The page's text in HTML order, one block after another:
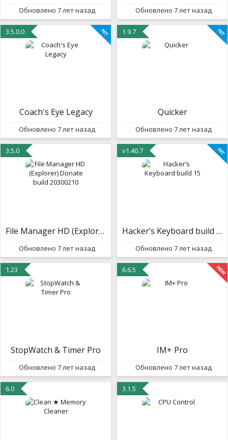
Обновлено 7 лет назад Обновлено 7 лет назад
3.5.0.0
Coach's Eye Legacy
Обновлено 7 лет назад
1.9.7
Quicker
Обновлено 7 лет назад
3.5.0
File Manager HD (Explorer) Donate build 20300210
Обновлено 7 лет назад
v1.40.7
Hacker’s Keyboard build 15
Обновлено 7 лет назад
1.23
StopWatch & Timer Pro
Обновлено 7 лет назад
6.6.5
IM+ Pro
Обновлено 7 лет назад
6.0 3.1.5